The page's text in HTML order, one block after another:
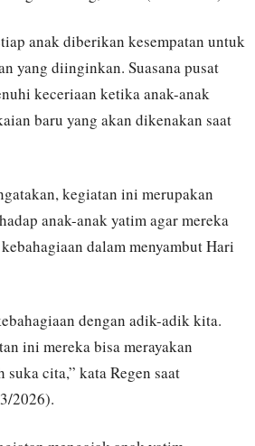
anak diberikan kesempatan untuk
yang diinginkan. Suasana pusat
keceriaan ketika anak-anak
baru yang akan dikenakan saat
kegiatan ini merupakan
anak-anak yatim agar mereka
dalam menyambut Hari
dengan adik-adik kita.
ini mereka bisa merayakan
suka cita,” kata Regen saat
2026).